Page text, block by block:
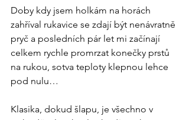
Doby kdy jsem holkám na horách
zahříval rukavice se zdají být nenávratně
pryč a posledních pár let mi začínají
celkem rychle promrzat konečky prstů
na rukou, sotva teploty klepnou lehce
pod nulu…
Klasika, dokud šlapu, je všechno v